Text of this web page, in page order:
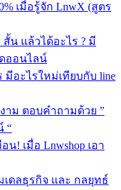
เมื่อรู้จัก LnwX (สูตร
สั้น แล้วได้อะไร ? มี
ออนไลน์
มีอะไรใหม่เทียบกับ line
าม ตอบคำถามด้วย ”
“
! เมื่อ Lnwshop เอา
เดลธุรกิจ และ กลยุทธ์